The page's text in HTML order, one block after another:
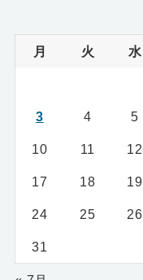
月 火 水
3 4 5
10 11 12
17 18 19
24 25 26
31